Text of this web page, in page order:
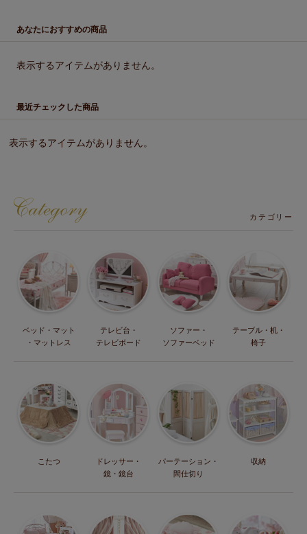
あなたにおすすめの商品
表示するアイテムがありません。
最近チェックした商品
表示するアイテムがありません。
カテゴリー
ベッド・マット
・マットレス
テレビ台・
テレビボード
ソファー・
ソファーベッド
テーブル・机・
椅子
こたつ
ドレッサー・
鏡・鏡台
パーテーション・
間仕切り
収納